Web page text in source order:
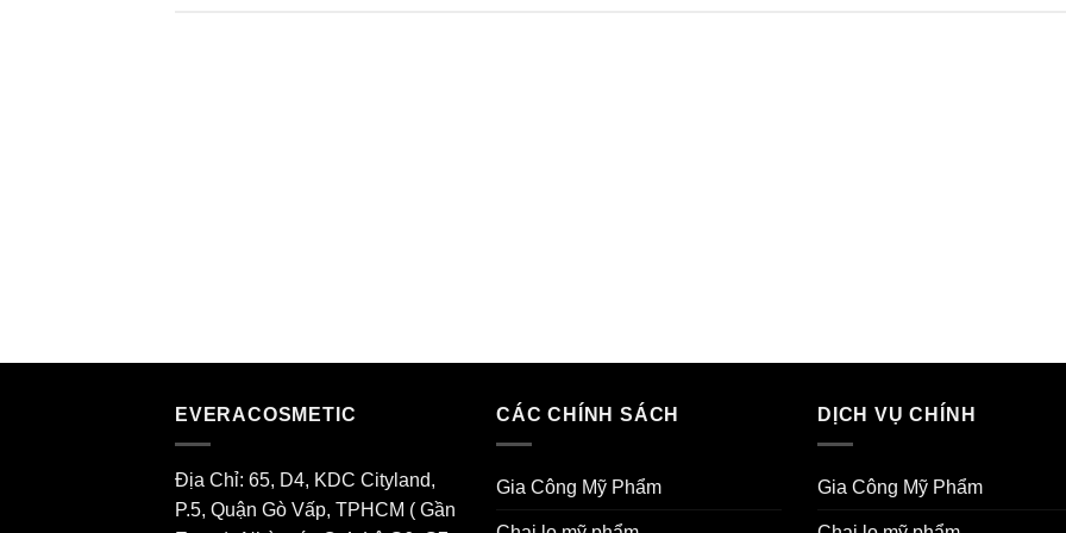
EVERACOSMETIC
Địa Chỉ: 65, D4, KDC Cityland,
P.5, Quận Gò Vấp, TPHCM ( Gần
CÁC CHÍNH SÁCH
Gia Công Mỹ Phẩm
DỊCH VỤ CHÍNH
Gia Công Mỹ Phẩm